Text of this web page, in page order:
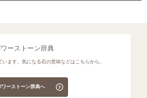
ーストーン辞典
ます。気になる石の意味などはこちらから。
ワーストーン辞典へ